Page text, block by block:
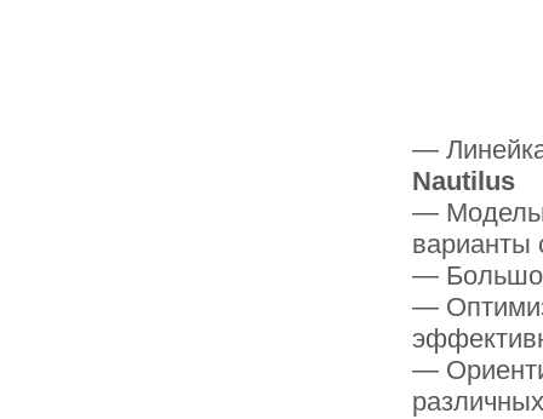
—
Nautilus
—
варианты
—
—
—